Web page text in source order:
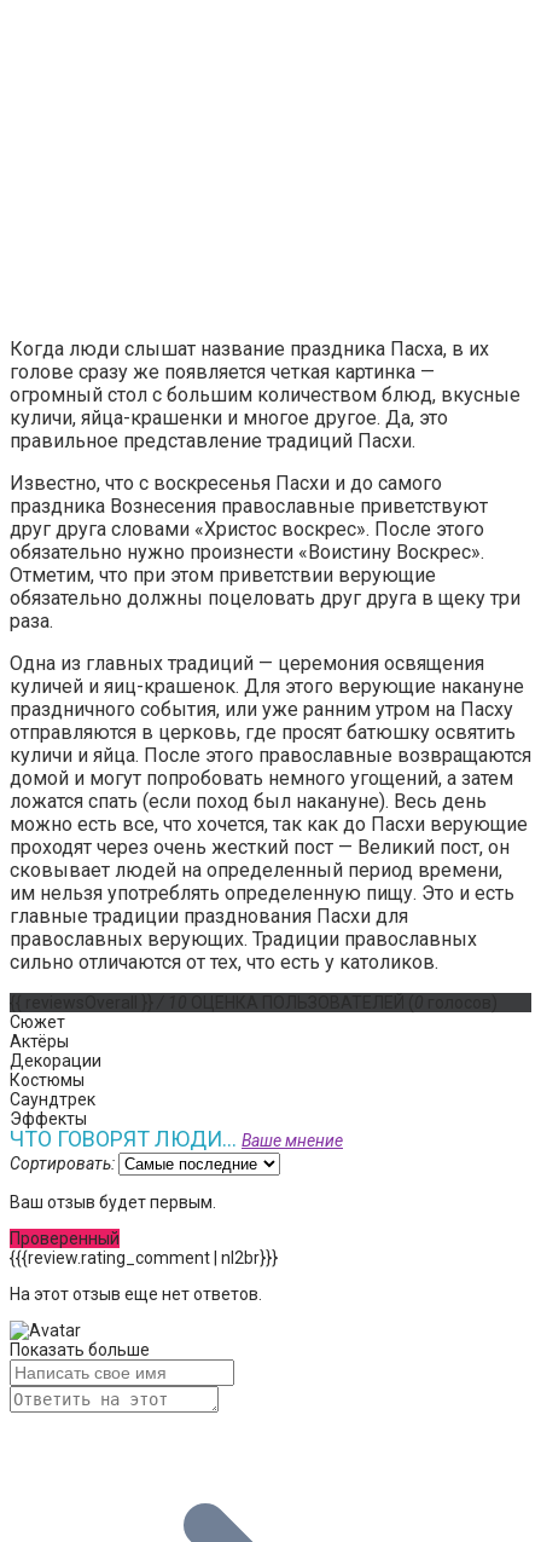
Когда люди слышат название праздника Пасха, в их
голове сразу же появляется четкая картинка —
огромный стол с большим количеством блюд, вкусные
куличи, яйца-крашенки и многое другое. Да, это
правильное представление традиций Пасхи.
Известно, что с воскресенья Пасхи и до самого
праздника Вознесения православные приветствуют
друг друга словами «Христос воскрес». После этого
обязательно нужно произнести «Воистину Воскрес».
Отметим, что при этом приветствии верующие
обязательно должны поцеловать друг друга в щеку три
раза.
Одна из главных традиций — церемония освящения
куличей и яиц-крашенок. Для этого верующие накануне
праздничного события, или уже ранним утром на Пасху
отправляются в церковь, где просят батюшку освятить
куличи и яйца. После этого православные возвращаются
домой и могут попробовать немного угощений, а затем
ложатся спать (если поход был накануне). Весь день
можно есть все, что хочется, так как до Пасхи верующие
проходят через очень жесткий пост — Великий пост, он
сковывает людей на определенный период времени,
им нельзя употреблять определенную пищу. Это и есть
главные традиции празднования Пасхи для
православных верующих. Традиции православных
сильно отличаются от тех, что есть у католиков.
Сюжет
Актёры
Декорации
Костюмы
Саундтрек
Эффекты
ЧТО ГОВОРЯТ ЛЮДИ... Ваше мнение
Сортировать:
Ваш отзыв будет первым.
Проверенный
{{{review.rating_comment | nl2br}}}
На этот отзыв еще нет ответов.
Показать больше